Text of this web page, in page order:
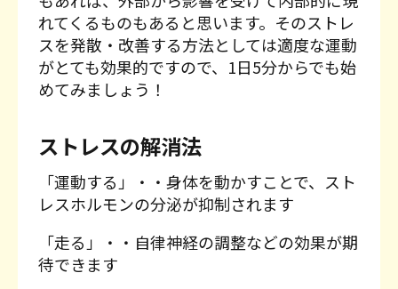
れてくるものもあると思います。そのストレ
スを発散・改善する方法としては適度な運動
がとても効果的ですので、1日5分からでも始
めてみましょう！
ストレスの解消法
「運動する」・・身体を動かすことで、スト
レスホルモンの分泌が抑制されます
「走る」・・自律神経の調整などの効果が期
待できます